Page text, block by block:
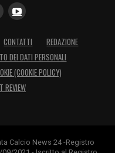
CONTATTI
REDAZIONE
DEI DATI PERSONALI
(COOKIE POLICY)
REVIEW
Calcio News 24 -Registro